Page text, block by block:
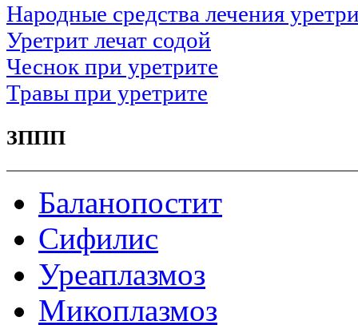
Народные средства лечения
Уретрит лечат содой
Чеснок при уретрите
Травы при уретрите
ЗППП
Баланопостит
Сифилис
Уреаплазмоз
Микоплазмоз